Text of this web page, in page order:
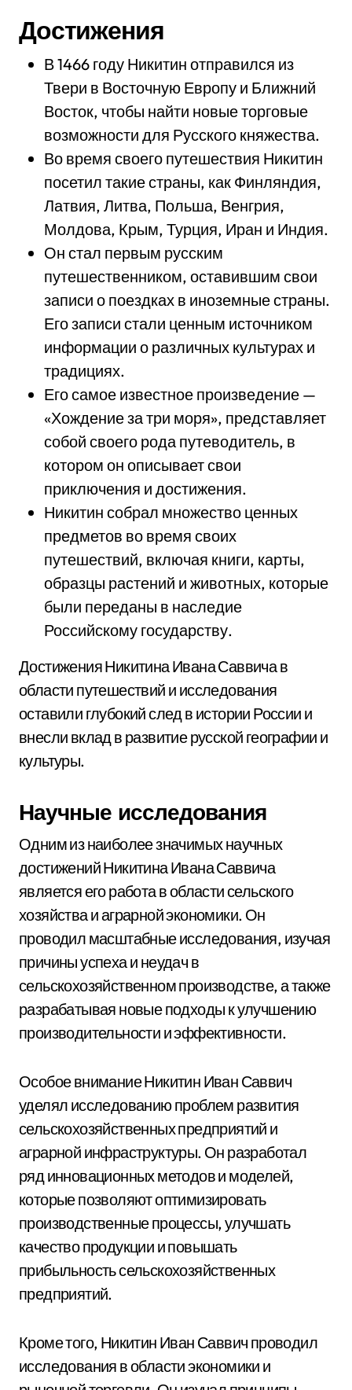
Достижения
В 1466 году Никитин отправился из
Твери в Восточную Европу и Ближний
Восток, чтобы найти новые торговые
возможности для Русского княжества.
Во время своего путешествия Никитин
посетил такие страны, как Финляндия,
Латвия, Литва, Польша, Венгрия,
Молдова, Крым, Турция, Иран и Индия.
Он стал первым русским
путешественником, оставившим свои
записи о поездках в иноземные страны.
Его записи стали ценным источником
информации о различных культурах и
традициях.
Его самое известное произведение —
«Хождение за три моря», представляет
собой своего рода путеводитель, в
котором он описывает свои
приключения и достижения.
Никитин собрал множество ценных
предметов во время своих
путешествий, включая книги, карты,
образцы растений и животных, которые
были переданы в наследие
Российскому государству.
Достижения Никитина Ивана Саввича в
области путешествий и исследования
оставили глубокий след в истории России и
внесли вклад в развитие русской географии и
культуры.
Научные исследования
Одним из наиболее значимых научных
достижений Никитина Ивана Саввича
является его работа в области сельского
хозяйства и аграрной экономики. Он
проводил масштабные исследования, изучая
причины успеха и неудач в
сельскохозяйственном производстве, а также
разрабатывая новые подходы к улучшению
производительности и эффективности.
Особое внимание Никитин Иван Саввич
уделял исследованию проблем развития
сельскохозяйственных предприятий и
аграрной инфраструктуры. Он разработал
ряд инновационных методов и моделей,
которые позволяют оптимизировать
производственные процессы, улучшать
качество продукции и повышать
прибыльность сельскохозяйственных
предприятий.
Кроме того, Никитин Иван Саввич проводил
исследования в области экономики и